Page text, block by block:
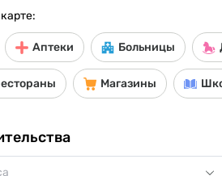
Аптеки Больницы
Магазины